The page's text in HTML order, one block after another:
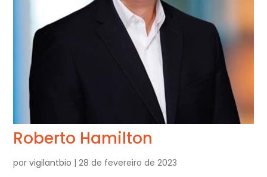
Roberto Hamilton
porvigilantbio |28 de fevereiro de 2023